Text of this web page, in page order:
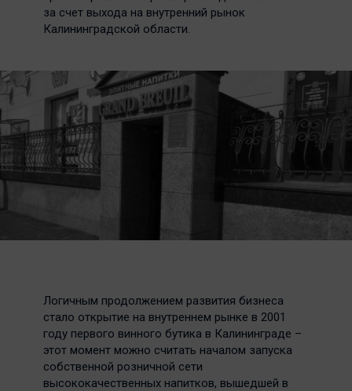
за счет выхода на внутренний рынок
Калининградской области.
Логичным продолжением развития бизнеса
стало открытие на внутреннем рынке в 2001
году первого винного бутика в Калининграде –
этот момент можно считать началом запуска
собственной розничной сети
высококачественных напитков, вышедшей в